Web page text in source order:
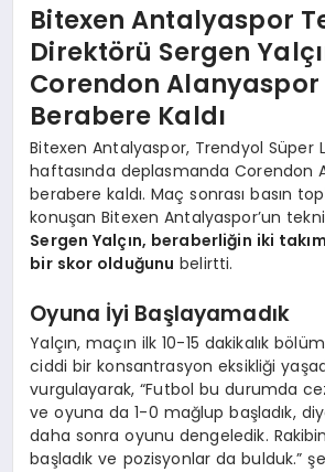
Bitexen Antalyaspor
Direktörü Sergen
Corendon Alanyaspor
Berabere Kaldı
Bitexen Antalyaspor, Trendyol Süper
haftasında deplasmanda Corendon
berabere kaldı. Maç sonrası basın
konuşan Bitexen Antalyaspor’un
Sergen Yalçın, beraberliğin iki
bir skor olduğunu belirtti.
Oyuna İyi Başlayamadık
Yalçın, maçın ilk 10-15 dakikalık
ciddi bir konsantrasyon eksikliği
vurgulayarak, “Futbol bu durumda
ve oyuna da 1-0 mağlup başladık,
daha sonra oyunu dengeledik.
başladık ve pozisyonlar da bulduk.”